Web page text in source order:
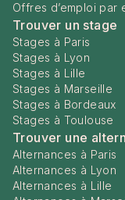
Offres d’emploi par
Trouver un stage
Stages à Paris
Stages à Lyon
Stages à Lille
Stages à Marseille
Stages à Bordeaux
Stages à Toulouse
Trouver une
Alternances à Paris
Alternances à Lyon
Alternances à Lille